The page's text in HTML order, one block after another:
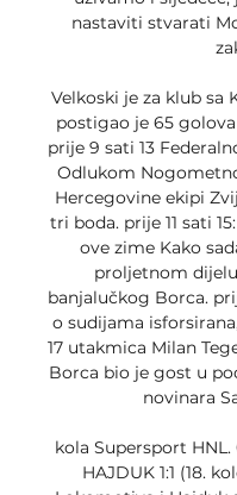
nastaviti stvarati
Velkoski je za klub sa
postigao je 65
prije 9 sati 13
Odlukom
Hercegovine ekipi
tri boda. prije 11 sati
ove zime Kako
proljetnom
banjalučkog Borca.
o sudijama
17 utakmica Milan
Borca bio je gost u
novinara
kola Supersport HNL.
HAJDUK 1:1 (18.